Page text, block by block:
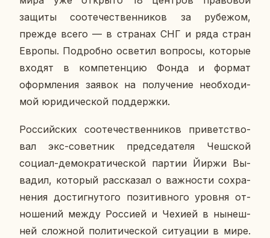
защиты со­оте­че­ствен­ни­ков за ру­бе­жом,
прежде всего — в стра­нах СНГ и ряда стран
Европы. По­дроб­но осве­тил во­про­сы, ко­то­рые
входят в ком­пе­тен­цию Фонда и формат
оформ­ле­ния заявок на по­лу­че­ние необ­хо­ди­
мой юри­ди­че­ской под­держ­ки.
Рос­сий­ских со­оте­че­ствен­ни­ков при­вет­ство­
вал экс-со­вет­ник пред­се­да­те­ля Чеш­ской
социал-де­мо­кра­ти­че­ской партии Йиржи Вы­
ва­дил, ко­то­рый рас­ска­зал о важ­но­сти со­хра­
не­ния до­стиг­ну­то­го по­зи­тив­но­го уровня от­
но­ше­ний между Рос­си­ей и Чехией в ны­неш­
ней слож­ной по­ли­ти­че­ской си­ту­а­ции в мире.